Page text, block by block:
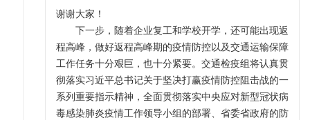
谢谢大家！
下一步，随着企业复工和学校开学，还可能出现返
程高峰，做好返程高峰期的疫情防控以及交通运输保障
工作任务十分艰巨，也十分紧要。交通检疫组将认真贯
彻落实习近平总书记关于坚决打赢疫情防控阻击战的一
系列重要指示精神，全面贯彻落实中央应对新型冠状病
毒感染肺炎疫情工作领导小组的部署、省委省政府的防